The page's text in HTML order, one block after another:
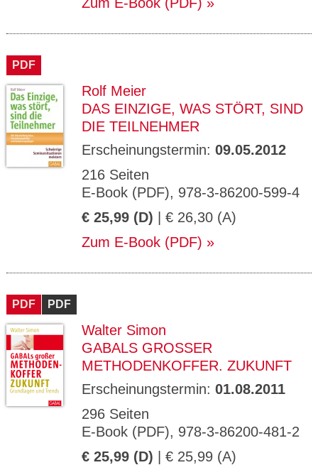
PDF
Rolf Meier
DAS EINZIGE, WAS STÖRT, SIND
DIE TEILNEHMER
Erscheinungstermin: 09.05.2012
216 Seiten
E-Book (PDF), 978-3-86200-599-4
€ 25,99 (D) | € 26,30 (A)
Zum E-Book (PDF)
PDF PDF
Walter Simon
GABALS GROSSER M
ETHODENKOFFER. ZUKUNFT
Erscheinungstermin: 01.08.2011
296 Seiten
E-Book (PDF), 978-3-86200-481-2
€ 25,99 (D) | € 25,99 (A)